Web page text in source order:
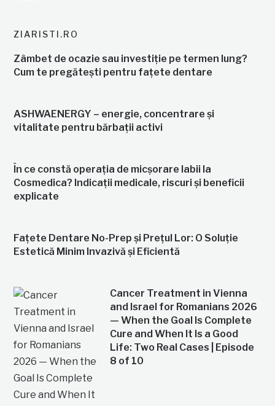
ZIARISTI.RO
Zâmbet de ocazie sau investiție pe termen lung?
Cum te pregătești pentru fațete dentare
ASHWAENERGY – energie, concentrare și
vitalitate pentru bărbații activi
În ce constă operația de micșorare labii la
Cosmedica? Indicații medicale, riscuri și beneficii
explicate
Fațete Dentare No-Prep și Prețul Lor: O Soluție
Estetică Minim Invazivă și Eficientă
Cancer Treatment in Vienna
and Israel for Romanians 2026
— When the Goal Is Complete
Cure and When It Is a Good
Life: Two Real Cases | Episode
8 of 10